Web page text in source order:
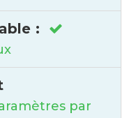
:
par